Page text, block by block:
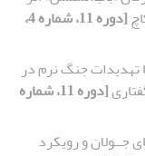
[دوره 11، شماره 4،
تهدیدات جنگ نرم در
[دوره 11، شماره
جــولان و رویکرد